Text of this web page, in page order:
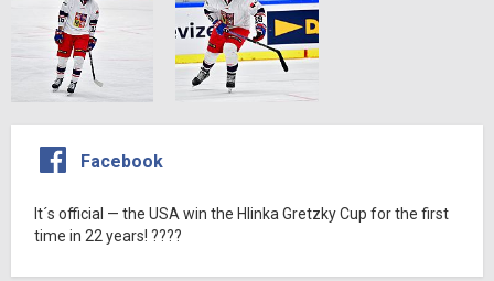
Facebook
It´s official — the USA win the Hlinka Gretzky Cup for the first
time in 22 years! ????